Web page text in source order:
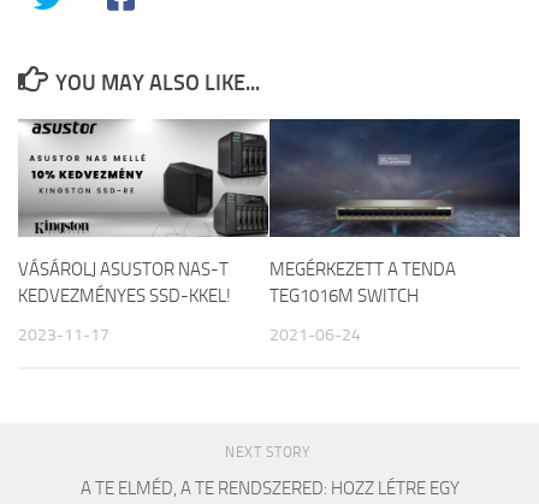
YOU MAY ALSO LIKE...
VÁSÁROLJ ASUSTOR NAS-T
KEDVEZMÉNYES SSD-KKEL!
2023-11-17
MEGÉRKEZETT A TENDA
TEG1016M SWITCH
2021-06-24
NEXT STORY
A TE ELMÉD, A TE RENDSZERED: HOZZ LÉTRE EGY